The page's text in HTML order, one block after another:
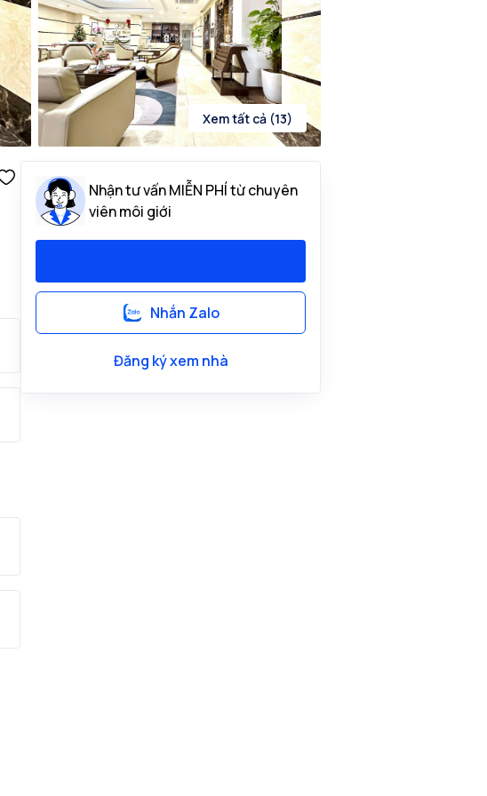
Xem tất cả (13)
Nhận tư vấn MIỄN PHÍ từ chuyên
viên môi giới
Nhắn Zalo
Đăng ký xem nhà